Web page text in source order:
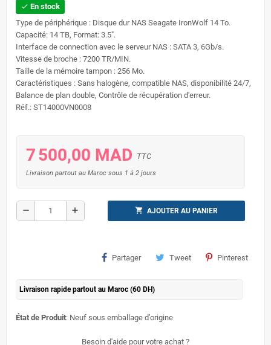
check En stock
Type de périphérique : Disque dur NAS Seagate IronWolf 14 To.
Capacité: 14 TB, Format: 3.5".
Interface de connection avec le serveur NAS : SATA 3, 6Gb/s.
Vitesse de broche : 7200 TR/MIN.
Taille de la mémoire tampon : 256 Mo.
Caractéristiques : Sans halogène, compatible NAS, disponibilité 24/7,
Balance de plan double, Contrôle de récupération d'erreur.
Réf.: ST14000VN0008
7 500,00 MAD TTC
Livraison partout au Maroc sous 1 à 2 jours
remove add shopping_cart AJOUTER AU PANIER
Partager Tweet Pinterest
Livraison rapide partout au Maroc (60 DH)
État de Produit: Neuf sous emballage d’origine
Besoin d'aide pour votre achat ?